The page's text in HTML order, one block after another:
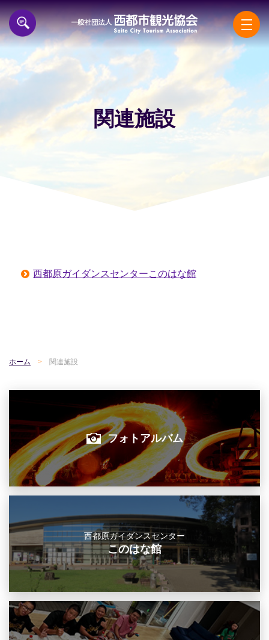
一般
関連施設
西都原ガイダンスセンターこのはな館
ホーム 関連施設
フォトアルバム
西都原ガイダンスセンター
このはな館